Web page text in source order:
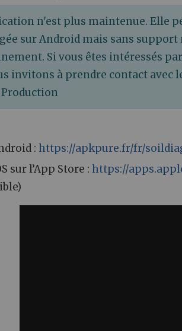
n'est plus maintenue. Elle
sur Android mais sans support
Si vous êtes intéressés
invitons à prendre contact avec
Production
:https://apkpure.fr/fr/
sur l’App Store :https://